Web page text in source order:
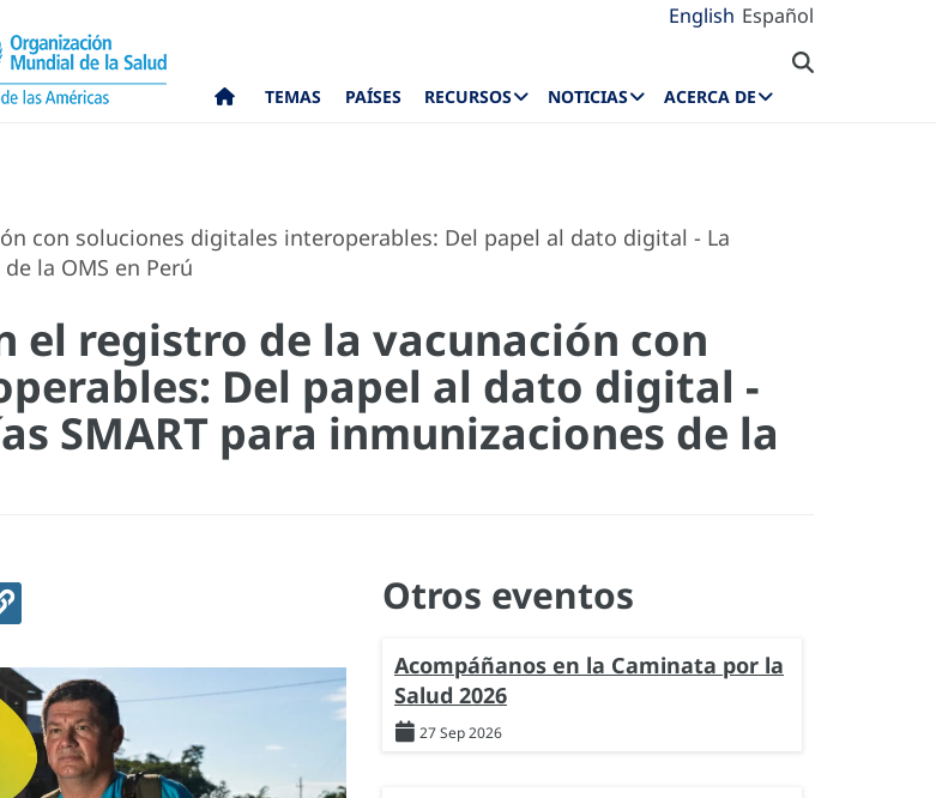
English Español
TEMAS PAÍSES RECURSOS NOTICIAS ACERCA DE
con soluciones digitales interoperables: Del papel al dato digital - La
la OMS en Perú
registro de la vacunación con
Del papel al dato digital -
SMART para inmunizaciones de la
Otros eventos
Acompáñanos en la Caminata por la
Salud 2026
27 Sep 2026